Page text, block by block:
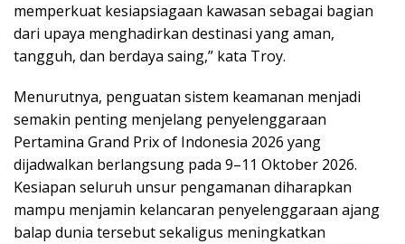
memperkuat kesiapsiagaan kawasan sebagai bagian
dari upaya menghadirkan destinasi yang aman,
tangguh, dan berdaya saing,” kata Troy.
Menurutnya, penguatan sistem keamanan menjadi
semakin penting menjelang penyelenggaraan
Pertamina Grand Prix of Indonesia 2026 yang
dijadwalkan berlangsung pada 9–11 Oktober 2026.
Kesiapan seluruh unsur pengamanan diharapkan
mampu menjamin kelancaran penyelenggaraan ajang
balap dunia tersebut sekaligus meningkatkan